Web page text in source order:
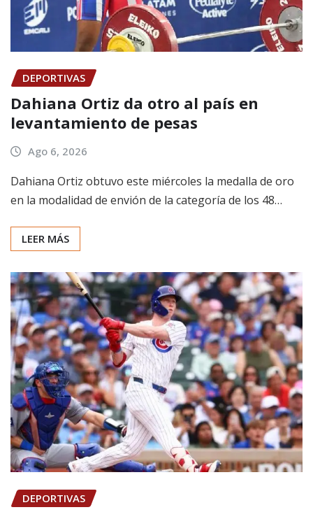
DEPORTIVAS
Dahiana Ortiz da otro al país en
levantamiento de pesas
Ago 6, 2026
Dahiana Ortiz obtuvo este miércoles la medalla de oro
en la modalidad de envión de la categoría de los 48…
LEER MÁS
DEPORTIVAS